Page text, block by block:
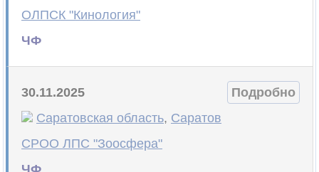
ОЛПСК "Кинология"
ЧФ
30.11.2025
Подробно
Саратовская область, Саратов
СРОО ЛПС "Зоосфера"